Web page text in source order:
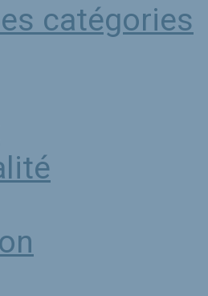
catégories